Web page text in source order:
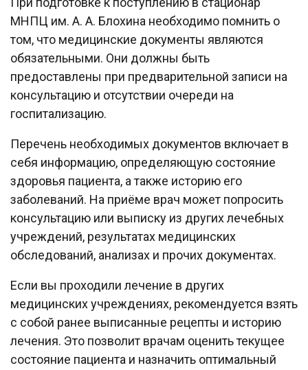
МНПЦ им. А. А. Блохина необходимо помнить о
том, что медицинские документы являются
обязательными. Они должны быть
предоставлены при предварительной записи на
консультацию и отсутствии очереди на
госпитализацию.
Перечень необходимых документов включает в
себя информацию, определяющую состояние
здоровья пациента, а также историю его
заболеваний. На приёме врач может попросить
консультацию или выписку из других лечебных
учреждений, результатах медицинских
обследований, анализах и прочих документах.
Если вы проходили лечение в других
медицинских учреждениях, рекомендуется взять
с собой ранее выписанные рецепты и историю
лечения. Это позволит врачам оценить текущее
состояние пациента и назначить оптимальный